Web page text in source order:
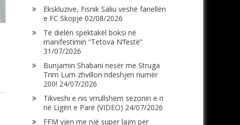
Ekskluzive, Fisnik Saliu veshë fanellën
e FC Skopje 02/08/2026
Të dielën spektakël boksi në
manifestimin “Tetova N’festë”
31/07/2026
Bunjamin Shabani nesër me Struga
Trim Lum zhvillon ndeshjen numër
200! 24/07/2026
Tikveshi e nis vrrullshëm sezonin e ri
në Ligën e Parë (VIDEO) 24/07/2026
FFM vjen me një super lajm për